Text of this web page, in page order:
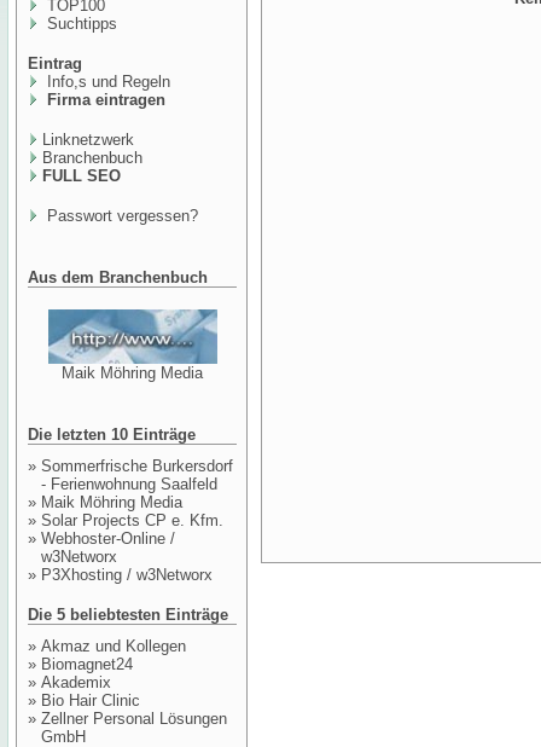
TOP100
Suchtipps
Eintrag
Info,s und Regeln
Firma eintragen
Linknetzwerk
Branchenbuch
FULL SEO
Passwort vergessen?
Aus dem Branchenbuch
Maik Möhring Media
Die letzten 10 Einträge
» Sommerfrische Burkersdorf
- Ferienwohnung Saalfeld
» Maik Möhring Media
» Solar Projects CP e. Kfm.
» Webhoster-Online /
w3Networx
» P3Xhosting / w3Networx
Die 5 beliebtesten Einträge
» Akmaz und Kollegen
» Biomagnet24
» Akademix
» Bio Hair Clinic
» Zellner Personal Lösungen
GmbH